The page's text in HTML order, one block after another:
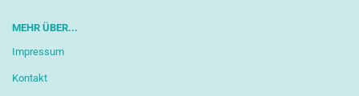
MEHR ÜBER...
Impressum
Kontakt